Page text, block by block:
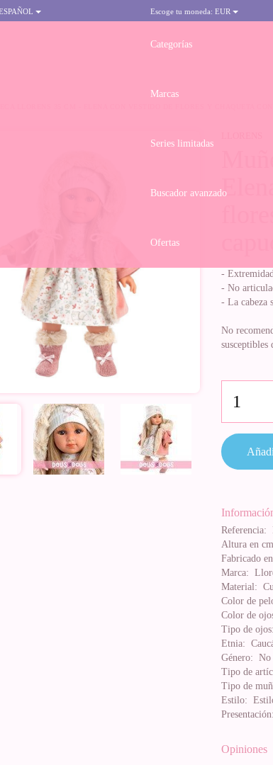
Escoge tu moneda: EUR
Categorías
Marcas
Series limitadas
Buscador avanzado
Ofertas
-
- No
- La cabeza
No
susceptibles
Referencia:
Altura en
Fabricado
Marca:
Material:
Color de
Color de
Tipo de ojos:
Etnia:
Género: No
Tipo de
Tipo de
Estilo:
Presentación:
Opiniones